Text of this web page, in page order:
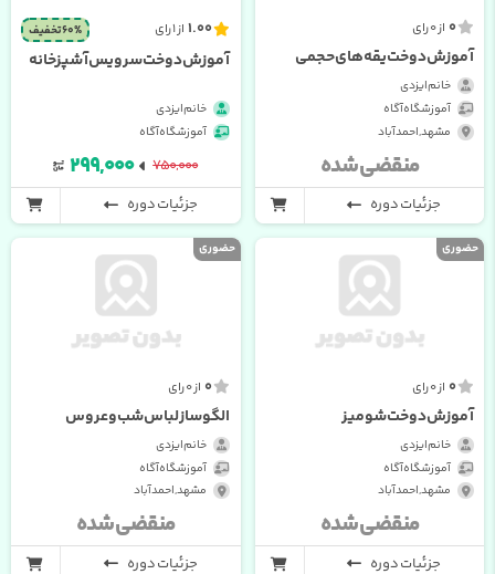
0 از 0 رای
آموزش دوخت یقه های حجمی
خانم ایزدی
آموزشگاه آگاه
مشهد , احمدآباد
منقضی شده
جزئیات دوره
1.00 از 1 رای 60% تخفیف
آموزش دوخت سرویس آشپزخانه
خانم ایزدی
آموزشگاه آگاه
۷۵۰,۰۰۰ ۲۹۹,۰۰۰
جزئیات دوره
حضوری
0 از 0 رای
آموزش دوخت شومیز
خانم ایزدی
آموزشگاه آگاه
مشهد , احمدآباد
منقضی شده
جزئیات دوره
حضوری
0 از 0 رای
الگوساز لباس شب و عروس
خانم ایزدی
آموزشگاه آگاه
مشهد , احمدآباد
منقضی شده
جزئیات دوره